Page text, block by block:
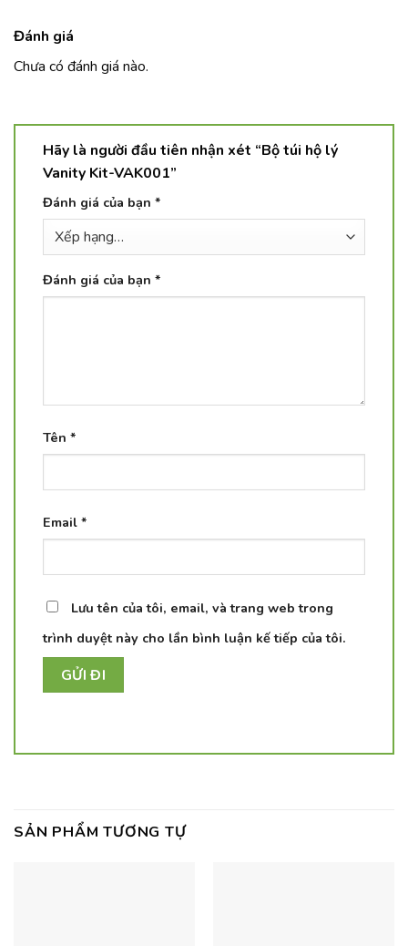
Đánh giá
Chưa có đánh giá nào.
Hãy là người đầu tiên nhận xét “Bộ túi hộ lý
Vanity Kit-VAK001”
Đánh giá của bạn *
Đánh giá của bạn *
Tên *
Email *
Lưu tên của tôi, email, và trang web trong
trình duyệt này cho lần bình luận kế tiếp của tôi.
SẢN PHẨM TƯƠNG TỰ